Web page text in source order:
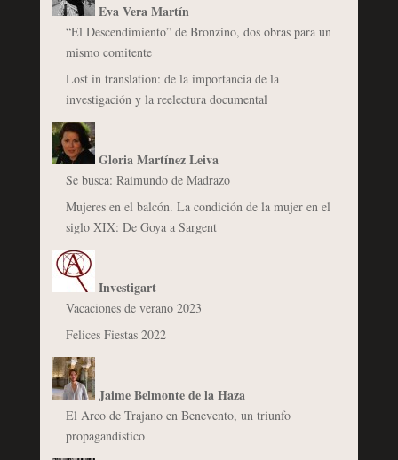
Eva Vera Martín
“El Descendimiento” de Bronzino, dos obras para un
mismo comitente
Lost in translation: de la importancia de la
investigación y la reelectura documental
Gloria Martínez Leiva
Se busca: Raimundo de Madrazo
Mujeres en el balcón. La condición de la mujer en el
siglo XIX: De Goya a Sargent
Investigart
Vacaciones de verano 2023
Felices Fiestas 2022
Jaime Belmonte de la Haza
El Arco de Trajano en Benevento, un triunfo
propagandístico